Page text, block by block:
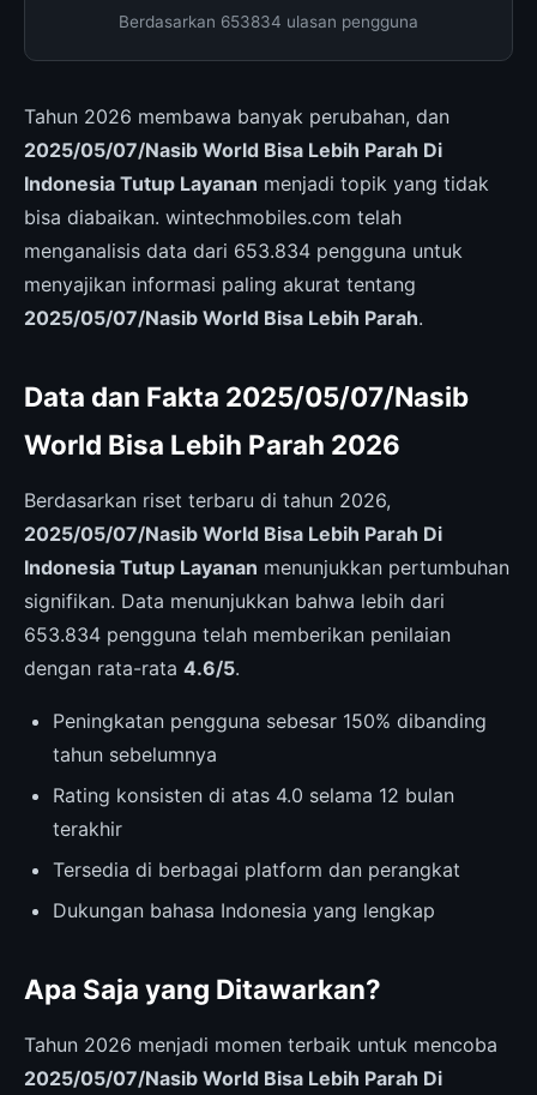
Berdasarkan 653834 ulasan pengguna
Tahun 2026 membawa banyak perubahan, dan
2025/05/07/Nasib World Bisa Lebih Parah Di
Indonesia Tutup Layanan menjadi topik yang tidak
bisa diabaikan. wintechmobiles.com telah
menganalisis data dari 653.834 pengguna untuk
menyajikan informasi paling akurat tentang
2025/05/07/Nasib World Bisa Lebih Parah.
Data dan Fakta 2025/05/07/Nasib
World Bisa Lebih Parah 2026
Berdasarkan riset terbaru di tahun 2026,
2025/05/07/Nasib World Bisa Lebih Parah Di
Indonesia Tutup Layanan menunjukkan pertumbuhan
signifikan. Data menunjukkan bahwa lebih dari
653.834 pengguna telah memberikan penilaian
dengan rata-rata 4.6/5.
Peningkatan pengguna sebesar 150% dibanding
tahun sebelumnya
Rating konsisten di atas 4.0 selama 12 bulan
terakhir
Tersedia di berbagai platform dan perangkat
Dukungan bahasa Indonesia yang lengkap
Apa Saja yang Ditawarkan?
Tahun 2026 menjadi momen terbaik untuk mencoba
2025/05/07/Nasib World Bisa Lebih Parah Di